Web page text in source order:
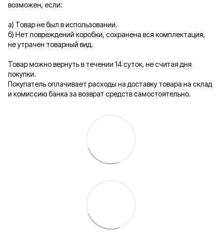
возможен, если:
а) Товар не был в использовании.
б) Нет повреждений коробки, сохранена вся комплектация,
не утрачен товарный вид.
Товар можно вернуть в течении 14 суток, не считая дня
покупки.
Покупатель оплачивает расходы на доставку товара на склад
и комиссию банка за возврат средств самостоятельно.